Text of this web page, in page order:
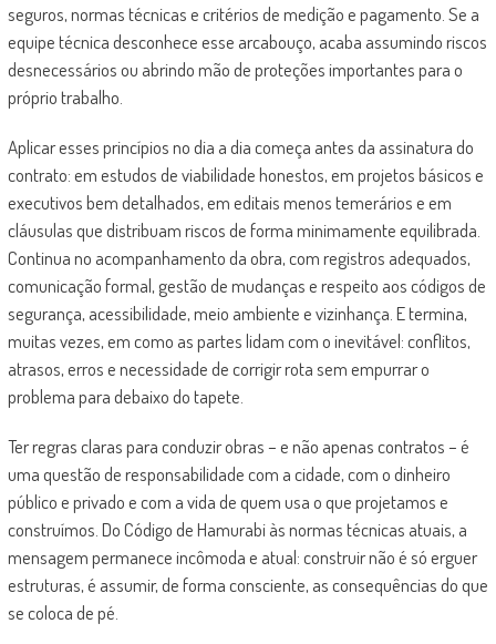
seguros, normas técnicas e critérios de medição e pagamento. Se a
equipe técnica desconhece esse arcabouço, acaba assumindo riscos
desnecessários ou abrindo mão de proteções importantes para o
próprio trabalho.
Aplicar esses princípios no dia a dia começa antes da assinatura do
contrato: em estudos de viabilidade honestos, em projetos básicos e
executivos bem detalhados, em editais menos temerários e em
cláusulas que distribuam riscos de forma minimamente equilibrada.
Continua no acompanhamento da obra, com registros adequados,
comunicação formal, gestão de mudanças e respeito aos códigos de
segurança, acessibilidade, meio ambiente e vizinhança. E termina,
muitas vezes, em como as partes lidam com o inevitável: conflitos,
atrasos, erros e necessidade de corrigir rota sem empurrar o
problema para debaixo do tapete.
Ter regras claras para conduzir obras – e não apenas contratos – é
uma questão de responsabilidade com a cidade, com o dinheiro
público e privado e com a vida de quem usa o que projetamos e
construímos. Do Código de Hamurabi às normas técnicas atuais, a
mensagem permanece incômoda e atual: construir não é só erguer
estruturas, é assumir, de forma consciente, as consequências do que
se coloca de pé.